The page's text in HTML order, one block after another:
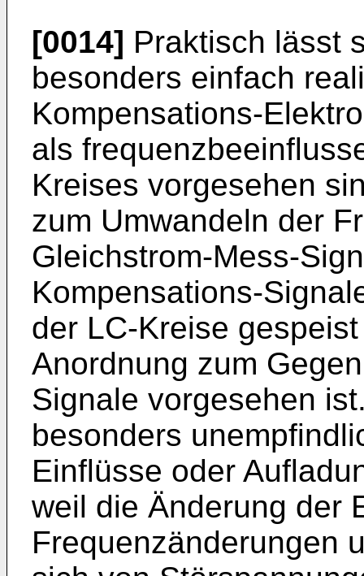
[0014] Praktisch lässt
besonders einfach
Kompensations-
als
Kreises vorgesehen
zum Umwandeln der
Gleichstrom-Mess-
Kompensations-
der LC-Kreise
Anordnung zum
Signale vorgesehen
besonders
Einflüsse oder
weil die Änderung der
Frequenzänderungen